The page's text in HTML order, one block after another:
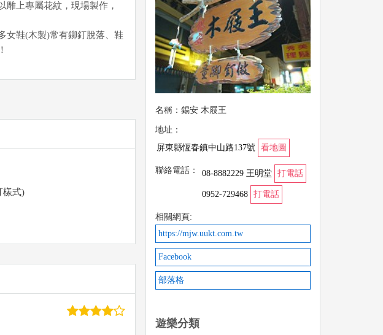
雕上專屬花紋，現場製作，
女鞋(木製)常有鉚釘脫落、鞋
樣式)
名稱：錫安 木屐王
地址：
屏東縣恆春鎮中山路137號
看地圖
聯絡電話： 08-8882229 王明堂 打電話
0952-729468 打電話
相關網頁:
https://mjw.uukt.com.tw
Facebook
部落格
遊樂分類